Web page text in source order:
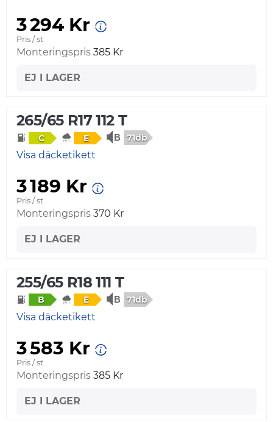
3 294 Kr
Pris / st
Monteringspris 385 Kr
EJ I LAGER
265/65 R17 112 T
C E 71db
Visa däcketikett
3 189 Kr
Pris / st
Monteringspris 370 Kr
EJ I LAGER
255/65 R18 111 T
B E 71db
Visa däcketikett
3 583 Kr
Pris / st
Monteringspris 385 Kr
EJ I LAGER